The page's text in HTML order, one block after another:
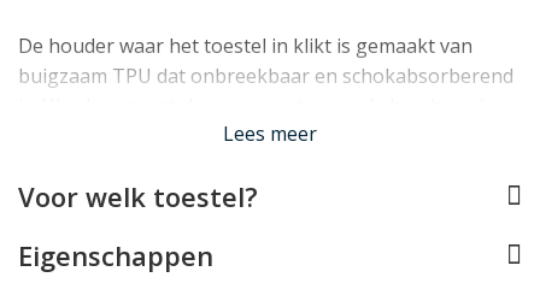
De houder waar het toestel in klikt is gemaakt van
buigzaam TPU dat onbreekbaar en schokabsorberend
en duurzaamheid van het telefoonhoesje.
Lees meer
Voor welk toestel?
Eigenschappen